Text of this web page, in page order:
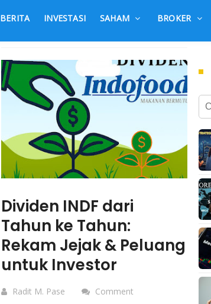
BERITA INVESTASI SAHAM BROKER
Dividen INDF dari
Tahun ke Tahun:
Rekam Jejak & Peluang
untuk Investor
Radit M. Pase
Comment